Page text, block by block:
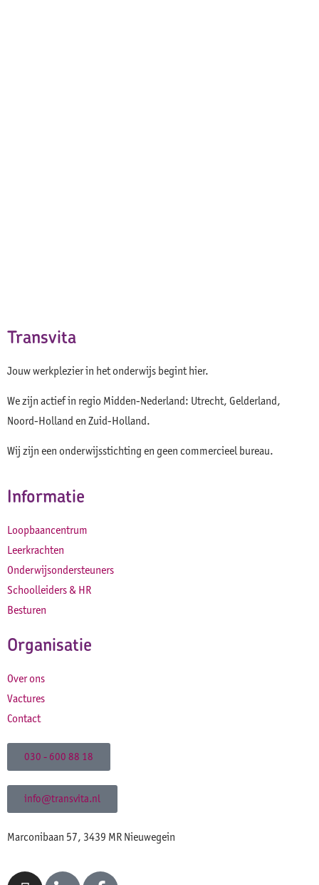
Transvita
Jouw werkplezier in het onderwijs begint hier.
We zijn actief in regio Midden-Nederland: Utrecht, Gelderland,
Noord-Holland en Zuid-Holland.
Wij zijn een onderwijsstichting en geen commercieel bureau.
Informatie
Loopbaancentrum
Leerkrachten
Onderwijsondersteuners
Schoolleiders & HR
Besturen
Organisatie
Over ons
Vactures
Contact
030 - 600 88 18
info@transvita.nl
Marconibaan 57, 3439 MR Nieuwegein